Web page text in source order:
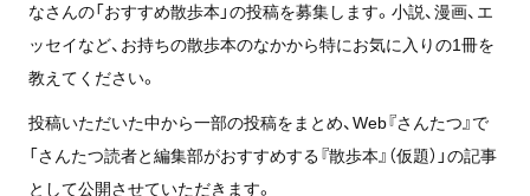
なさんの「おすすめ散歩本」の投稿を募集します。 小説、漫画、エ
ッセイなど、 お持ちの散歩本のなかから特にお気に入りの1冊を
教えてください。
投稿いただいた中から一部の投稿をまとめ、Web『さんたつ』で
「さんたつ読者と編集部がおすすめする『散歩本』（仮題）」の記事
として公開させていただきます。